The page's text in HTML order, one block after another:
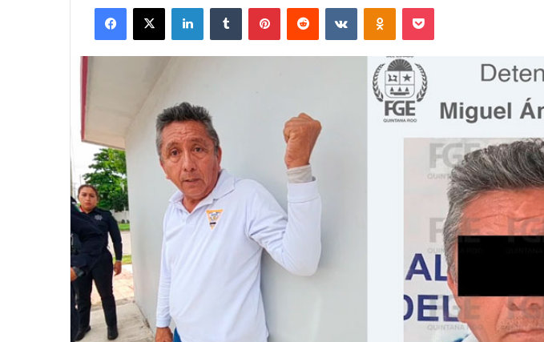
Facebook
X LinkedInTumblr PinterestReddit VKontakteOdnoklassniki
Pocket